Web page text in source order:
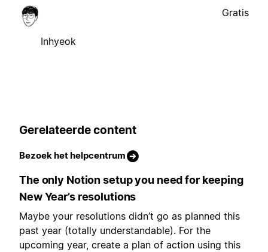
Inhyeok
Gratis
Gerelateerde content
Bezoek het helpcentrum
The only Notion setup you need for keeping
New Year’s resolutions
Maybe your resolutions didn’t go as planned this
past year (totally understandable). For the
upcoming year, create a plan of action using this